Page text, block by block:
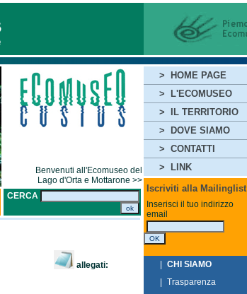
Benvenuti all'Ecomuseo del
Lago d'Orta e Mottarone >>
CERCA
allegati:
>
HOME PAGE
>
L'ECOMUSEO
>
IL TERRITORIO
>
DOVE SIAMO
> CONTATTI
>
LINK
Iscriviti alla Mailinglist
Inserisci il tuo indirizzo
email
CHI SIAMO
Trasparenza